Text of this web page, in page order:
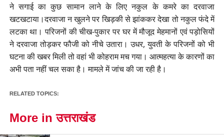
ने सगाई का कुछ सामान लाने के लिए नकुल के कमरे का दरवाजा
खटखटाया।दरवाजा न खुलने पर खिड़की से झांककर देखा तो नकुल फंदे में
लटका था। परिजनों की चीख-पुकार पर घर में मौजूद मेहमानों एवं पड़ोसियों
ने दरवाजा तोड़कर फौजी को नीचे उतारा। उधर, युवती के परिजनों को भी
घटना की खबर मिली तो वहां भी कोहराम मच गया। आत्महत्या के कारणों का
अभी पता नहीं चल सका है। मामले में जांच की जा रही है।
RELATED TOPICS:
More in उत्तराखंड